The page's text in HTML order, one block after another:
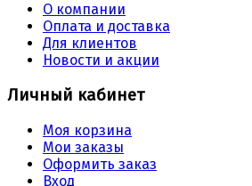
О компании
Оплата и доставка
Для клиентов
Новости и акции
Личный кабинет
Моя корзина
Мои заказы
Оформить заказ
Вход